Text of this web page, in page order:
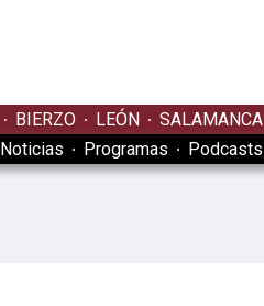
BIERZO LEÓN SALAMANCA
Noticias Programas Podcasts